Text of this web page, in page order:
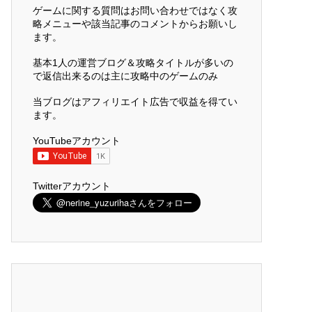
ゲームに関する質問はお問い合わせではなく攻
略メニューや該当記事のコメントからお願いし
ます。
基本1人の運営ブログ＆攻略タイトルが多いの
で返信出来るのは主に攻略中のゲームのみ
当ブログはアフィリエイト広告で収益を得てい
ます。
YouTubeアカウント
Twitterアカウント